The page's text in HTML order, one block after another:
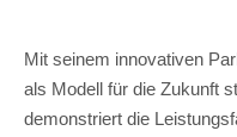
Mit seinem innovativen
als Modell für die Zukunft
demonstriert die